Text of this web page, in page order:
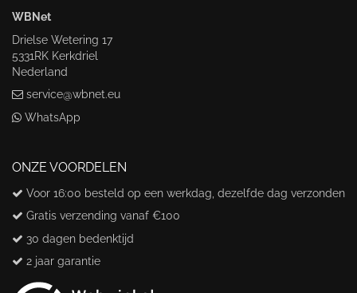
WBNet
Drielse Wetering 17
5331RK Kerkdriel
Nederland
service@wbnet.eu
WhatsApp
ONZE VOORDELEN
Voor 16:00 besteld op een werkdag, dezelfde dag verzonden
Gratis verzending vanaf €100
30 dagen bedenktijd
2 jaar garantie